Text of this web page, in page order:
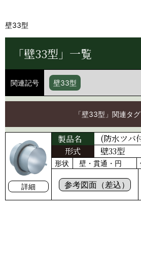
壁33型
「壁33型」一覧
関連記号 壁33型
「壁33型」関連タグ
詳細
製品名
(防水ツバ
形式
壁33型
形状 壁・貫通・円
参考図面（差込）